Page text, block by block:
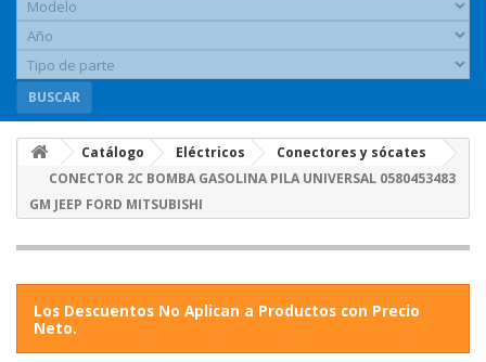
BUSCAR
Catálogo Eléctricos
Conectores y sócates
CONECTOR 2C BOMBA GASOLINA PILA UNIVERSAL 0580453483
GM JEEP FORD MITSUBISHI
Los Descuentos No Aplican a Productos con Precio
Neto.